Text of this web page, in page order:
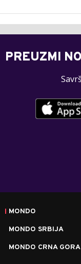
PREUZMI
MONDO
MONDO SRBIJA
MONDO CRNA GORA